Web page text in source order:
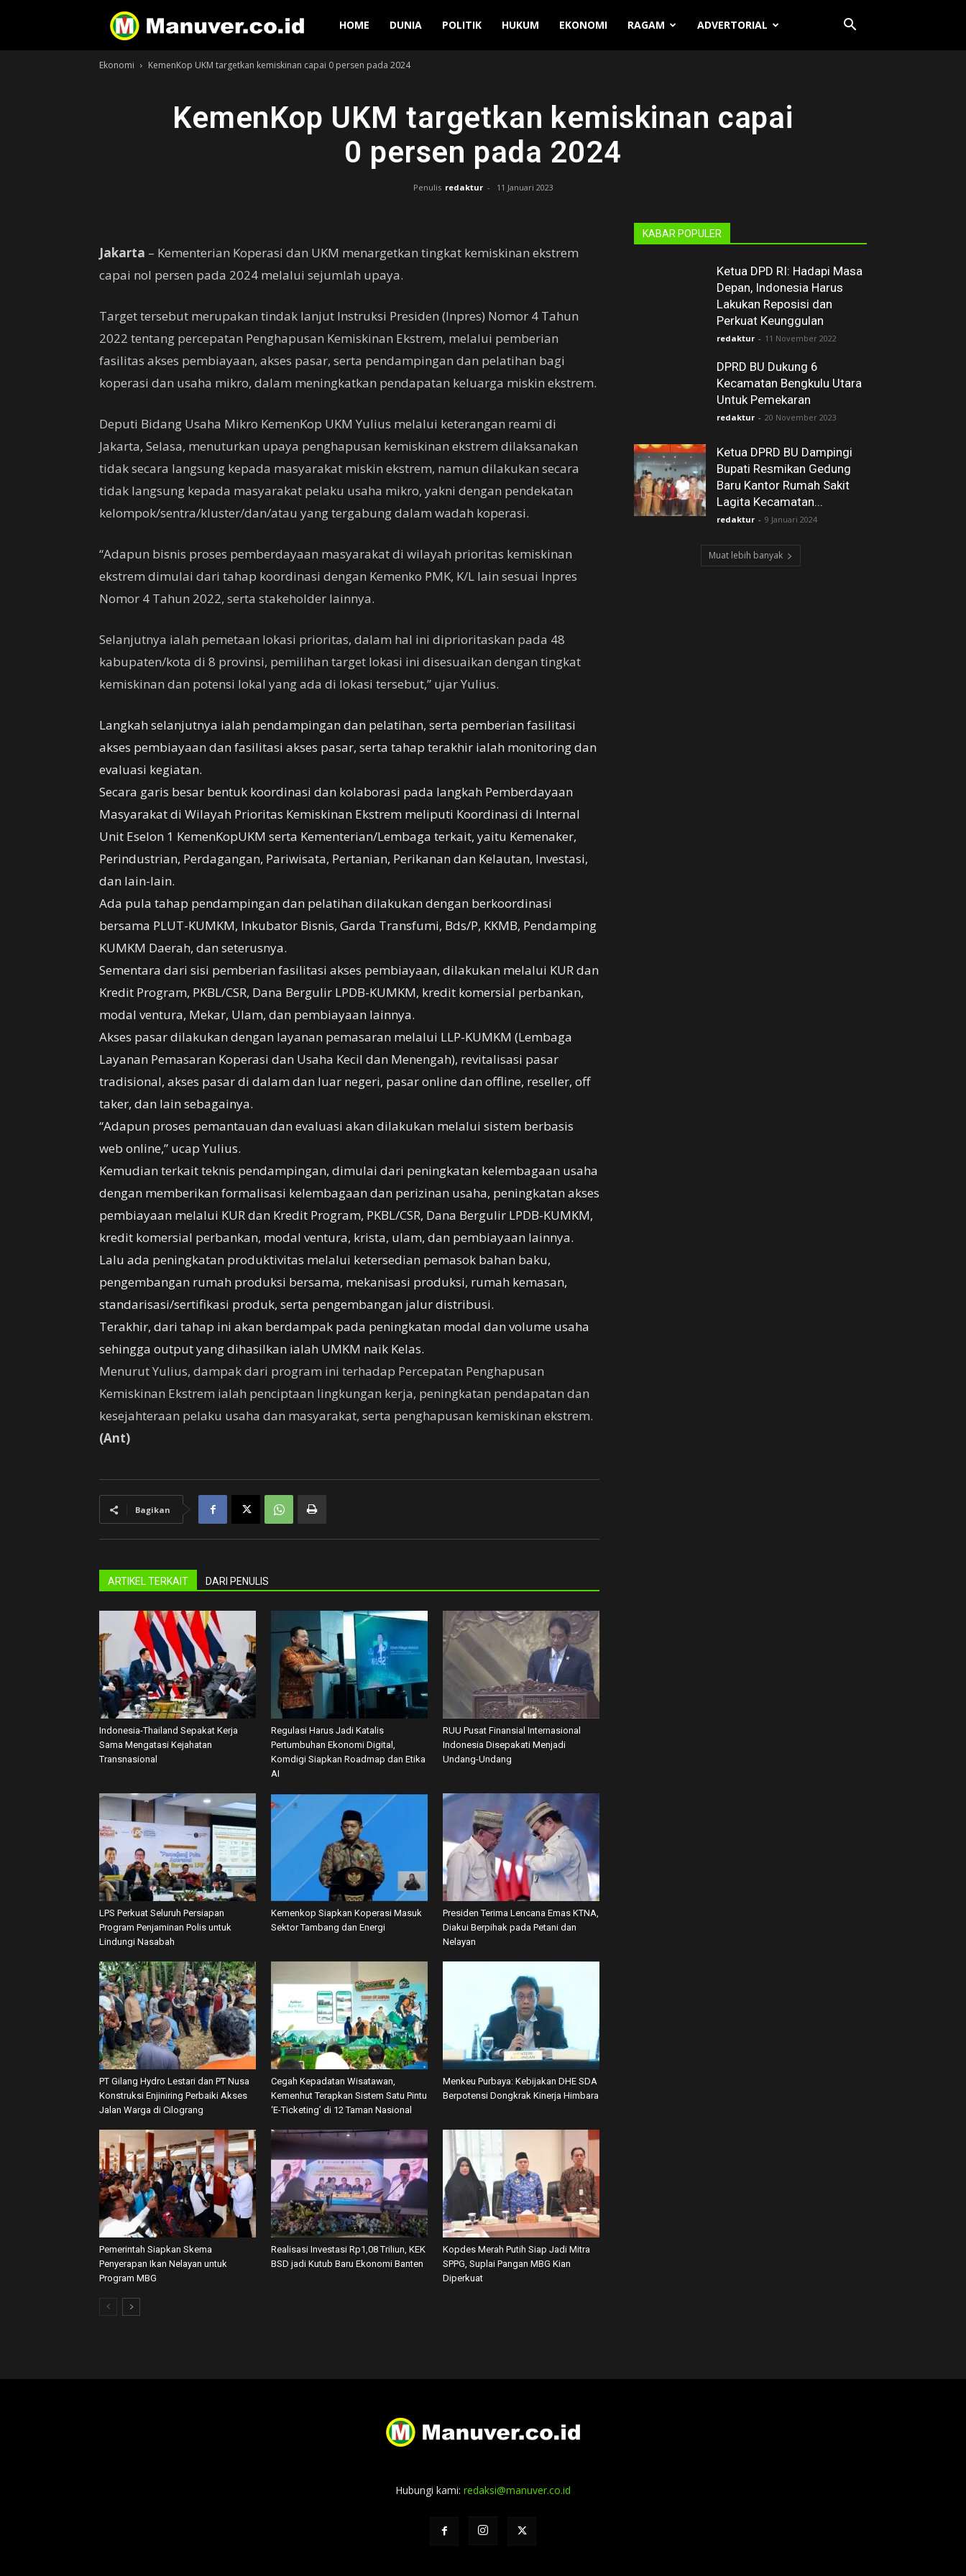
Manuver
HOME DUNIA POLITIK HUKUM EKONOMI RAGAM ADVERTORIAL
Ekonomi KemenKop UKM targetkan kemiskinan capai 0 persen pada 2024
KemenKop UKM targetkan kemiskinan capai
0 persen pada 2024
Penulis redaktur - 11 Januari 2023
Jakarta – Kementerian Koperasi dan UKM menargetkan tingkat kemiskinan ekstrem
capai nol persen pada 2024 melalui sejumlah upaya.
Target tersebut merupakan tindak lanjut Instruksi Presiden (Inpres) Nomor 4 Tahun
2022 tentang percepatan Penghapusan Kemiskinan Ekstrem, melalui pemberian
fasilitas akses pembiayaan, akses pasar, serta pendampingan dan pelatihan bagi
koperasi dan usaha mikro, dalam meningkatkan pendapatan keluarga miskin ekstrem.
Deputi Bidang Usaha Mikro KemenKop UKM Yulius melalui keterangan reami di
Jakarta, Selasa, menuturkan upaya penghapusan kemiskinan ekstrem dilaksanakan
tidak secara langsung kepada masyarakat miskin ekstrem, namun dilakukan secara
tidak langsung kepada masyarakat pelaku usaha mikro, yakni dengan pendekatan
kelompok/sentra/kluster/dan/atau yang tergabung dalam wadah koperasi.
“Adapun bisnis proses pemberdayaan masyarakat di wilayah prioritas kemiskinan
ekstrem dimulai dari tahap koordinasi dengan Kemenko PMK, K/L lain sesuai Inpres
Nomor 4 Tahun 2022, serta stakeholder lainnya.
Selanjutnya ialah pemetaan lokasi prioritas, dalam hal ini diprioritaskan pada 48
kabupaten/kota di 8 provinsi, pemilihan target lokasi ini disesuaikan dengan tingkat
kemiskinan dan potensi lokal yang ada di lokasi tersebut,” ujar Yulius.
Langkah selanjutnya ialah pendampingan dan pelatihan, serta pemberian fasilitasi
akses pembiayaan dan fasilitasi akses pasar, serta tahap terakhir ialah monitoring dan
evaluasi kegiatan.
Secara garis besar bentuk koordinasi dan kolaborasi pada langkah Pemberdayaan
Masyarakat di Wilayah Prioritas Kemiskinan Ekstrem meliputi Koordinasi di Internal
Unit Eselon 1 KemenKopUKM serta Kementerian/Lembaga terkait, yaitu Kemenaker,
Perindustrian, Perdagangan, Pariwisata, Pertanian, Perikanan dan Kelautan, Investasi,
dan lain-lain.
Ada pula tahap pendampingan dan pelatihan dilakukan dengan berkoordinasi
bersama PLUT-KUMKM, Inkubator Bisnis, Garda Transfumi, Bds/P, KKMB, Pendamping
KUMKM Daerah, dan seterusnya.
Sementara dari sisi pemberian fasilitasi akses pembiayaan, dilakukan melalui KUR dan
Kredit Program, PKBL/CSR, Dana Bergulir LPDB-KUMKM, kredit komersial perbankan,
modal ventura, Mekar, Ulam, dan pembiayaan lainnya.
Akses pasar dilakukan dengan layanan pemasaran melalui LLP-KUMKM (Lembaga
Layanan Pemasaran Koperasi dan Usaha Kecil dan Menengah), revitalisasi pasar
tradisional, akses pasar di dalam dan luar negeri, pasar online dan offline, reseller, off
taker, dan lain sebagainya.
“Adapun proses pemantauan dan evaluasi akan dilakukan melalui sistem berbasis
web online,” ucap Yulius.
Kemudian terkait teknis pendampingan, dimulai dari peningkatan kelembagaan usaha
dengan memberikan formalisasi kelembagaan dan perizinan usaha, peningkatan akses
pembiayaan melalui KUR dan Kredit Program, PKBL/CSR, Dana Bergulir LPDB-KUMKM,
kredit komersial perbankan, modal ventura, krista, ulam, dan pembiayaan lainnya.
Lalu ada peningkatan produktivitas melalui ketersedian pemasok bahan baku,
pengembangan rumah produksi bersama, mekanisasi produksi, rumah kemasan,
standarisasi/sertifikasi produk, serta pengembangan jalur distribusi.
Terakhir, dari tahap ini akan berdampak pada peningkatan modal dan volume usaha
sehingga output yang dihasilkan ialah UMKM naik Kelas.
Menurut Yulius, dampak dari program ini terhadap Percepatan Penghapusan
Kemiskinan Ekstrem ialah penciptaan lingkungan kerja, peningkatan pendapatan dan
kesejahteraan pelaku usaha dan masyarakat, serta penghapusan kemiskinan ekstrem.
(Ant)
Bagikan
ARTIKEL TERKAIT DARI PENULIS
Indonesia-Thailand Sepakat Kerja
Sama Mengatasi Kejahatan
Transnasional
Regulasi Harus Jadi Katalis
Pertumbuhan Ekonomi Digital,
Komdigi Siapkan Roadmap dan Etika
AI
RUU Pusat Finansial Internasional
Indonesia Disepakati Menjadi
Undang-Undang
LPS Perkuat Seluruh Persiapan
Program Penjaminan Polis untuk
Lindungi Nasabah
Kemenkop Siapkan Koperasi Masuk
Sektor Tambang dan Energi
Presiden Terima Lencana Emas KTNA,
Diakui Berpihak pada Petani dan
Nelayan
PT Gilang Hydro Lestari dan PT Nusa
Konstruksi Enjiniring Perbaiki Akses
Jalan Warga di Cilograng
Cegah Kepadatan Wisatawan,
Kemenhut Terapkan Sistem Satu Pintu
‘E-Ticketing’ di 12 Taman Nasional
Menkeu Purbaya: Kebijakan DHE SDA
Berpotensi Dongkrak Kinerja Himbara
Pemerintah Siapkan Skema
Penyerapan Ikan Nelayan untuk
Program MBG
Realisasi Investasi Rp1,08 Triliun, KEK
BSD jadi Kutub Baru Ekonomi Banten
Kopdes Merah Putih Siap Jadi Mitra
SPPG, Suplai Pangan MBG Kian
Diperkuat
KABAR POPULER
Ketua DPD RI: Hadapi Masa
Depan, Indonesia Harus
Lakukan Reposisi dan
Perkuat Keunggulan
redaktur - 11 November 2022
DPRD BU Dukung 6
Kecamatan Bengkulu Utara
Untuk Pemekaran
redaktur - 20 November 2023
Ketua DPRD BU Dampingi
Bupati Resmikan Gedung
Baru Kantor Rumah Sakit
Lagita Kecamatan...
redaktur - 9 Januari 2024
Muat lebih banyak
Hubungi kami: redaksi@manuver.co.id